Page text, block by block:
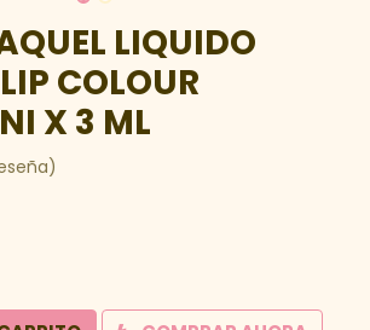
LIQUIDO
COLOUR
X 3 ML